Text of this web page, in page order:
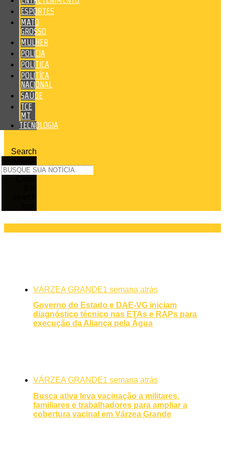
ESPORTES
MATO
GROSSO
MULHER
POLÍCIA
POLÍTICA
POLITÍCA
NACIONAL
SAÚDE
TCE
MT
TECNOLOGIA
Search
VÁRZEA GRANDE1 semana atrás
Governo do Estado e DAE-VG iniciam
diagnóstico técnico nas ETAs e RAPs para
execução da Aliança pela Água
VÁRZEA GRANDE1 semana atrás
Busca ativa leva vacinação a militares,
familiares e trabalhadores para ampliar a
cobertura vacinal em Várzea Grande